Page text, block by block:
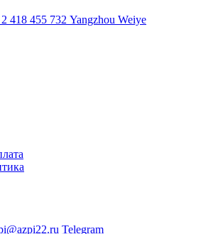
418 455 732 Yangzhou Weiye
Telegram